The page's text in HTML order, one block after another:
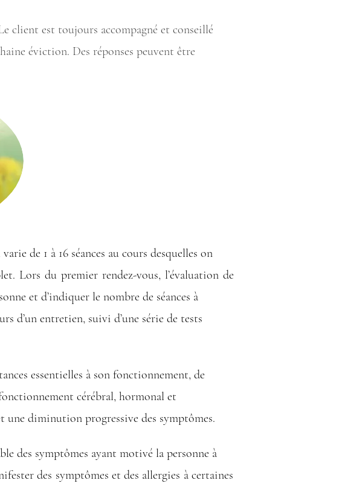
client est toujours accompagné et conseillé
éviction. Des réponses peuvent être
de 1 à 16 séances au cours desquelles on
Lors du premier rendez-vous, l’évaluation de
et d’indiquer le nombre de séances à
d’un entretien, suivi d’une série de tests
essentielles à son fonctionnement, de
cérébral, hormonal et
une diminution progressive des symptômes.
des symptômes ayant motivé la personne à
des symptômes et des allergies à certaines